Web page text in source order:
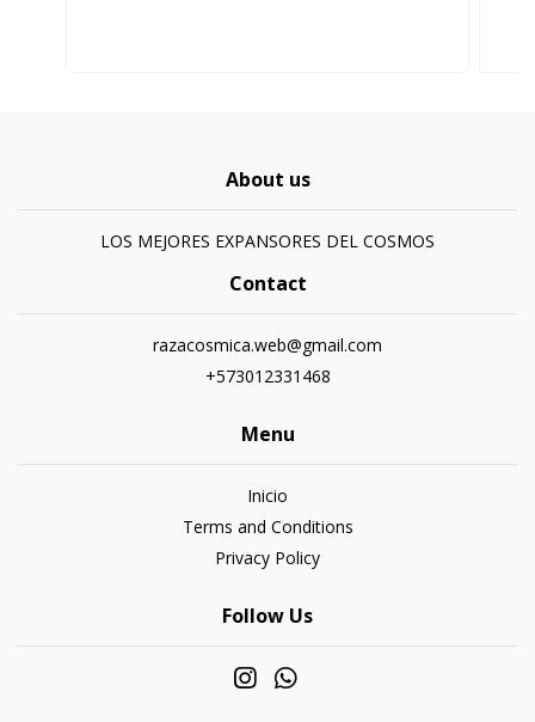
About us
LOS MEJORES EXPANSORES DEL COSMOS
Contact
razacosmica.web@gmail.com
+573012331468
Menu
Inicio
Terms and Conditions
Privacy Policy
Follow Us